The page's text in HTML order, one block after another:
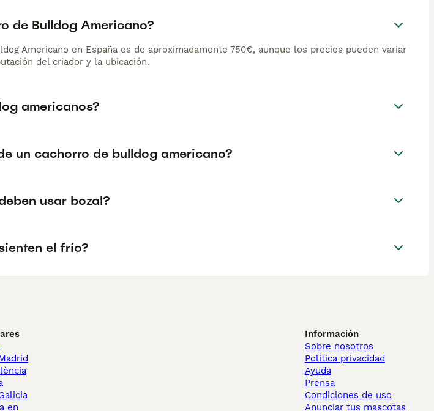
de Bulldog Americano?
Americano en España es de aproximadamente 750€, aunque los precios pueden variar
del criador y la ubicación.
americanos?
un cachorro de bulldog americano?
usar bozal?
el frío?
en
Información
Sobre nosotros
Politica privacidad
Ayuda
Prensa
Condiciones de uso
Anunciar tus mascotas